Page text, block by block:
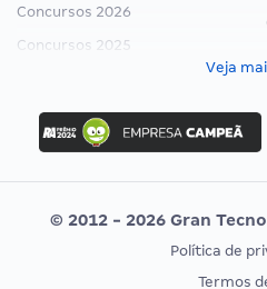
Concursos 2026
Concursos 2025
Concurso Ibama
Concurso MPU
Editais publicados
CONCURSOS POR PROFISSÃO
Veja
© 2012 - 2026 Gran
Política de
Termos